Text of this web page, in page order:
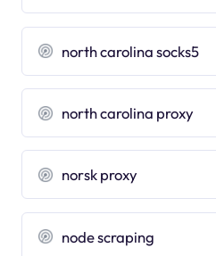
north carolina socks5
north carolina proxy
norsk proxy
node scraping